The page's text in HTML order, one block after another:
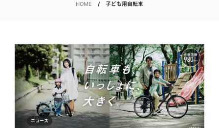
HOME 子ども用自転車
ニュース